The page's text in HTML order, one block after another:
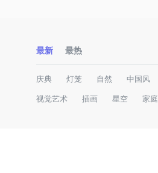
最新 最热
庆典 灯笼 自然 中国风
视觉艺术 插画 星空 家庭